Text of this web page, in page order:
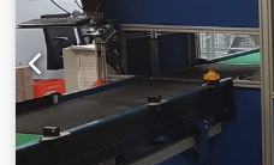
indirizzi da 1 pollice a 4
per conti correnti,
apparato stirofilm per
di raccolta e conteggio
nastro meccanico di uscita
Ssrf